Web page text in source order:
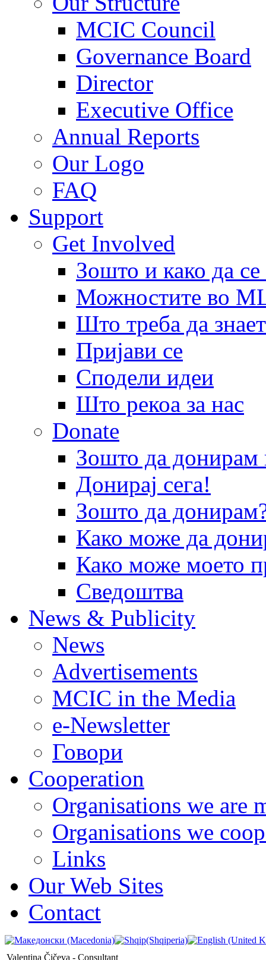
MCIC Council
Governance Board
Director
Executive Office
Annual Reports
Our Logo
FAQ
Support
Get Involved
Зошто и како да
Можностите во
Што треба да
Пријави се
Сподели идеи
Што рекоа за нас
Donate
Зошто да
Донирај сега!
Зошто да
Како може да
Како може моето
Сведоштва
News & Publicity
News
Advertisements
MCIC in the Media
e-Newsletter
Говори
Cooperation
Organisations we are
Organisations we
Links
Our Web Sites
Contact
Valentina Čičeva - Consultant